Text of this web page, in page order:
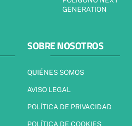
GENERATION
SOBRE NOSOTROS
QUIÉNES SOMOS
AVISO LEGAL
POLÍTICA DE PRIVACIDAD
POLÍTICA DE COOKIES